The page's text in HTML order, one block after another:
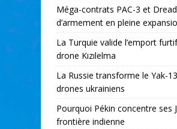
Méga-contrats PAC-3 et
d’armement en pleine
La Turquie valide l’emport
drone Kızılelma
La Russie transforme le Yak-
drones ukrainiens
Pourquoi Pékin concentre ses
frontière indienne